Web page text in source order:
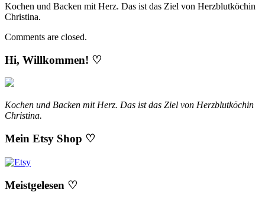
Kochen und Backen mit Herz. Das ist das Ziel von Herzblutköchin
Christina.
Comments are closed.
Hi, Willkommen! ♡
Kochen und Backen mit Herz. Das ist das Ziel von Herzblutköchin
Christina.
Mein Etsy Shop ♡
Meistgelesen ♡